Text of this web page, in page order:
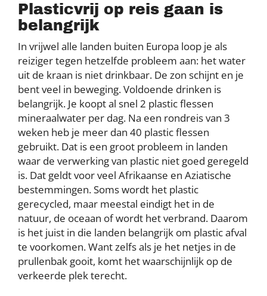
Plasticvrij op reis gaan is
belangrijk
In vrijwel alle landen buiten Europa loop je als
reiziger tegen hetzelfde probleem aan: het water
uit de kraan is niet drinkbaar. De zon schijnt en je
bent veel in beweging. Voldoende drinken is
belangrijk. Je koopt al snel 2 plastic flessen
mineraalwater per dag. Na een rondreis van 3
weken heb je meer dan 40 plastic flessen
gebruikt. Dat is een groot probleem in landen
waar de verwerking van plastic niet goed geregeld
is. Dat geldt voor veel Afrikaanse en Aziatische
bestemmingen. Soms wordt het plastic
gerecycled, maar meestal eindigt het in de
natuur, de oceaan of wordt het verbrand. Daarom
is het juist in die landen belangrijk om plastic afval
te voorkomen. Want zelfs als je het netjes in de
prullenbak gooit, komt het waarschijnlijk op de
verkeerde plek terecht.